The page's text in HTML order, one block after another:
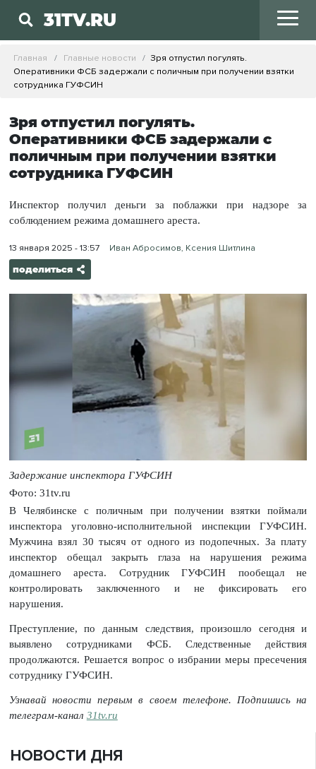
31TV.RU
Главная Главные новости
Зря отпустил погулять.
Оперативники ФСБ задержали с поличным при получении взятки
сотрудника ГУФСИН
Зря отпустил погулять.
Оперативники ФСБ задержали с
поличным при получении взятки
сотрудника ГУФСИН
Инспектор получил деньги за поблажки при надзоре за
соблюдением режима домашнего ареста.
13 января 2025 - 13:57 Иван Абросимов, Ксения Шитлина
поделиться
Задержание инспектора ГУФСИН
Фото: 31tv.ru
В Челябинске с поличным при получении взятки поймали
инспектора уголовно-исполнительной инспекции ГУФСИН.
Мужчина взял 30 тысяч от одного из подопечных. За плату
инспектор обещал закрыть глаза на нарушения режима
домашнего ареста. Сотрудник ГУФСИН пообещал не
контролировать заключенного и не фиксировать его
нарушения.
Преступление, по данным следствия, произошло сегодня и
выявлено сотрудниками ФСБ. Следственные действия
продолжаются. Решается вопрос о избрании меры пресечения
сотруднику ГУФСИН.
Узнавай новости первым в своем телефоне. Подпишись на
телеграм-канал 31tv.ru
НОВОСТИ ДНЯ